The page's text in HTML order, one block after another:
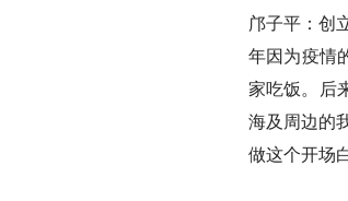
邝子平：创
年因为疫情
家吃饭。后
海及周边的
做这个开场